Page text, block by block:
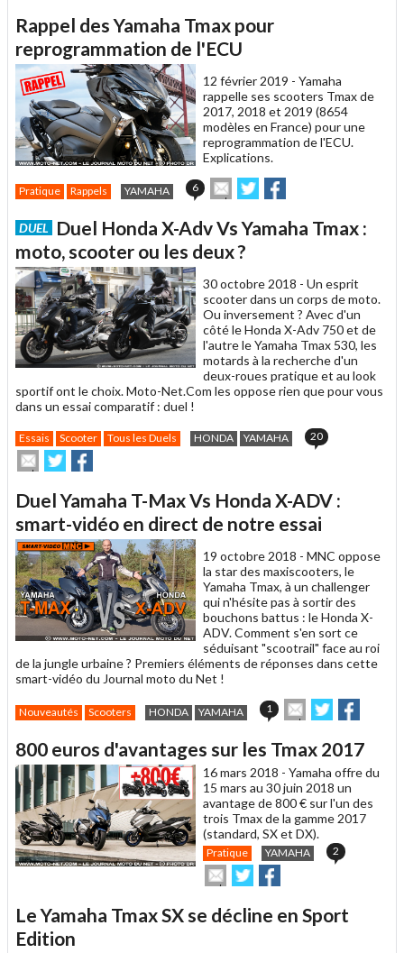
à
un
ami
Rappel des Yamaha Tmax pour
reprogrammation de l'ECU
12 février 2019 - Yamaha
rappelle ses scooters Tmax de
2017, 2018 et 2019 (8654
modèles en France) pour une
reprogrammation de l'ECU.
Explications.
Pratique Rappels YAMAHA 6
Envoyer
cet
à
un
ami
Partager
sur sur
DUEL
Duel Honda X-Adv Vs Yamaha Tmax :
moto, scooter ou les deux ?
30 octobre 2018 - Un esprit
scooter dans un corps de moto.
Ou inversement ? Avec d'un
côté le Honda X-Adv 750 et de
l'autre le Yamaha Tmax 530, les
motards à la recherche d'un
deux-roues pratique et au look
sportif ont le choix. Moto-Net.Com les oppose rien que pour vous
dans un essai comparatif : duel !
Essais Scooter Tous les Duels HONDA YAMAHA 20
Envoyer
cet
à
un
ami
Partager
sur
sur
Duel Yamaha T-Max Vs Honda X-ADV :
smart-vidéo en direct de notre essai
19 octobre 2018 - MNC oppose
la star des maxiscooters, le
Yamaha Tmax, à un challenger
qui n'hésite pas à sortir des
bouchons battus : le Honda X-
ADV. Comment s'en sort ce
séduisant "scootrail" face au roi
de la jungle urbaine ? Premiers éléments de réponses dans cette
smart-vidéo du Journal moto du Net !
Nouveautés Scooters HONDA YAMAHA 1
Envoyer
cet
à
un
ami
Partager
sur sur
800 euros d'avantages sur les Tmax 2017
16 mars 2018 - Yamaha offre du
15 mars au 30 juin 2018 un
avantage de 800 € sur l'un des
trois Tmax de la gamme 2017
(standard, SX et DX).
Pratique YAMAHA 2
Envoyer
cet
à
Partager
sur
sur
Le Yamaha Tmax SX se décline en Sport
Edition